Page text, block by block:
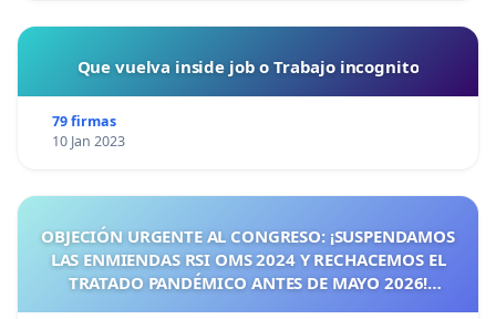
Que vuelva inside job o Trabajo incognito
79 firmas
10 Jan 2023
OBJECIÓN URGENTE AL CONGRESO: ¡SUSPENDAMOS
LAS ENMIENDAS RSI OMS 2024 Y RECHACEMOS EL
TRATADO PANDÉMICO ANTES DE MAYO 2026!